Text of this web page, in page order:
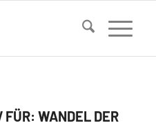
FÜR: WANDEL DER